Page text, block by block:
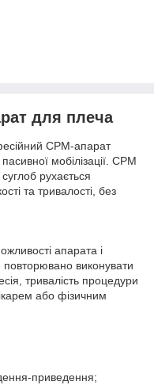
для плеча
CPM-апарат
мобілізації. CPM
рухається
та тривалості, без
апарата і
виконувати
тривалість процедури
або фізичним
приведення;